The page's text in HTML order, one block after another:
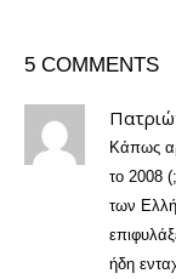
5 COMMENTS
Κάπως
το 2008
των
ήδη